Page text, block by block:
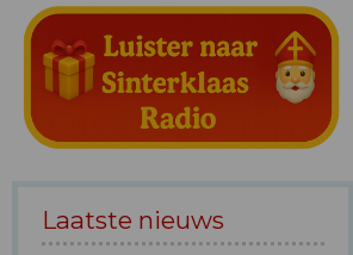
Laatste nieuws